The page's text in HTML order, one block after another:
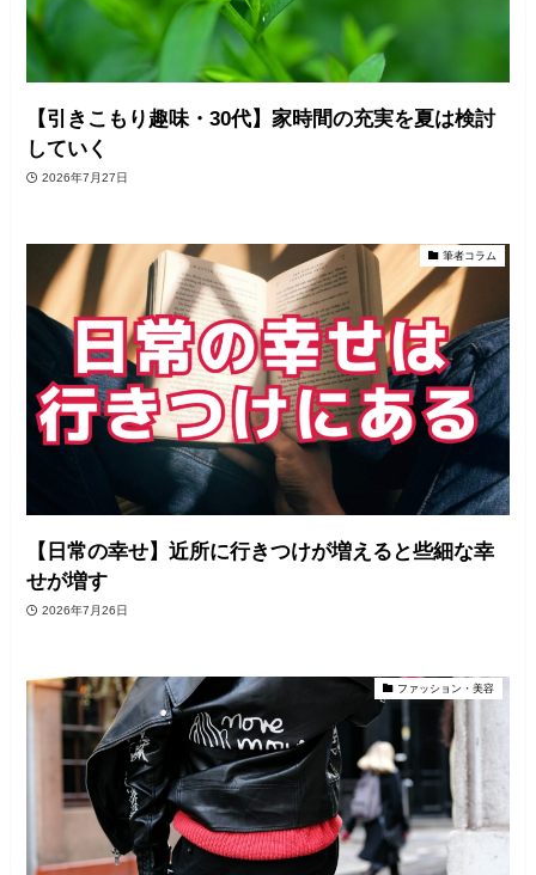
【引きこもり趣味・30代】家時間の充実を夏は検討
していく
2026年7月27日
筆者コラム
【日常の幸せ】近所に行きつけが増えると些細な幸
せが増す
2026年7月26日
ファッション・美容